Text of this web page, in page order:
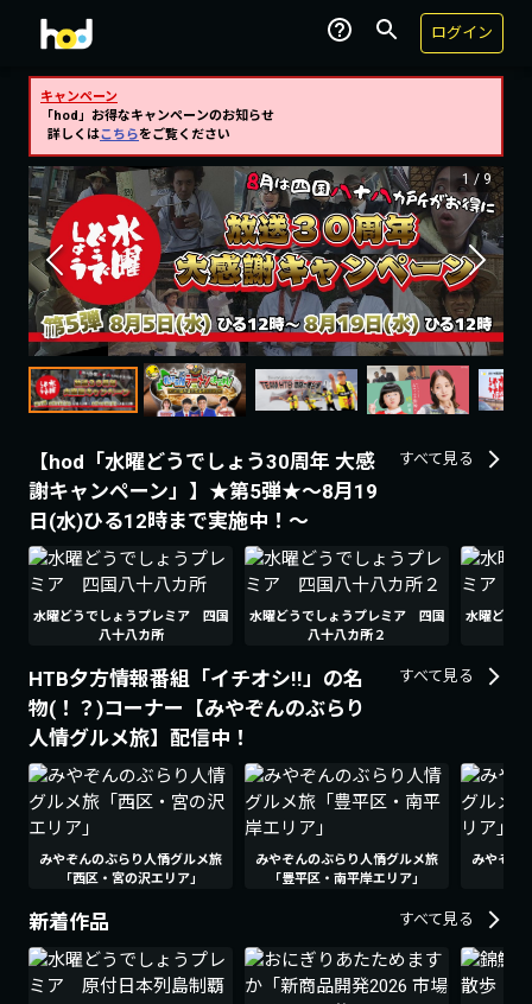
ログイン
キャンペーン
「hod」お得なキャンペーンのお知らせ
詳しくはこちらをご覧ください
1 / 9
【hod「水曜どうでしょう30周年 大感
謝キャンペーン」】★第5弾★～8月19
日(水)ひる12時まで実施中！～
すべて見る
水曜どうでしょうプレミア 四国
八十八カ所
水曜どうでしょうプレミア 四国
八十八カ所２
水曜どう
HTB夕方情報番組「イチオシ!!」の名
物(！？)コーナー【みやぞんのぶらり
人情グルメ旅】配信中！
すべて見る
みやぞんのぶらり人情グルメ旅
「西区・宮の沢エリア」
みやぞんのぶらり人情グルメ旅
「豊平区・南平岸エリア」
みやぞん
新着作品 すべて見る